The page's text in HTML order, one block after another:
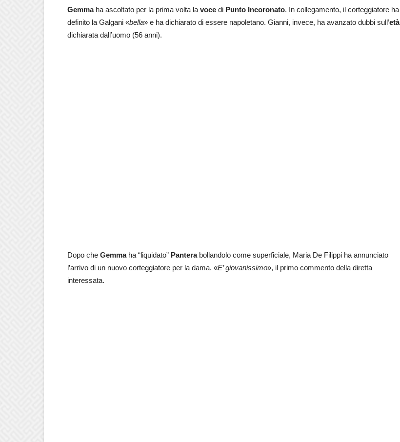
Gemmaha ascoltato per la prima volta la voce di Punto Incoronato. In collegamento, il corteggiatore ha
definito la Galgani «bella» e ha dichiarato di essere napoletano. Gianni, invece, ha avanzato dubbi sull’età
dichiarata dall’uomo (56 anni).
Dopo che Gemmaha “liquidato” Panterabollandolo come superficiale, Maria De Filippi ha annunciato
l’arrivo di un nuovo corteggiatore per la dama. «E’ giovanissimo», il primo commento della diretta
interessata.